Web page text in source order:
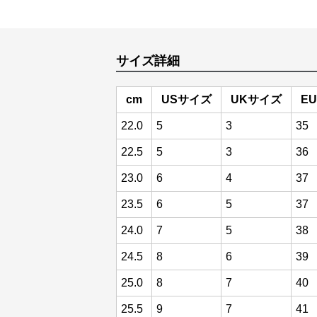
サイズ詳細
cm USサイズ UKサイズ
22.0 5 3 35
22.5 5 3 36
23.0 6 4 37
23.5 6 5 37
24.0 7 5 38
24.5 8 6 39
25.0 8 7 40
25.5 9 7 41